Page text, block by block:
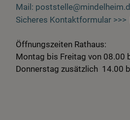
Mail:
Sicheres Kontaktformular >>>
Öffnungszeiten Rathaus:
Montag bis Freitag von 08.00
Donnerstag zusätzlich 14.00